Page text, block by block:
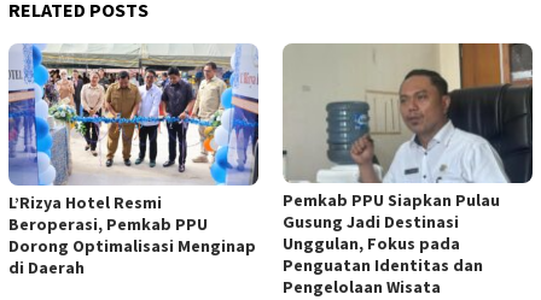
RELATED POSTS
L’Rizya Hotel Resmi
Beroperasi, Pemkab PPU
Dorong Optimalisasi Menginap
di Daerah
Pemkab PPU Siapkan Pulau
Gusung Jadi Destinasi
Unggulan, Fokus pada
Penguatan Identitas dan
Pengelolaan Wisata